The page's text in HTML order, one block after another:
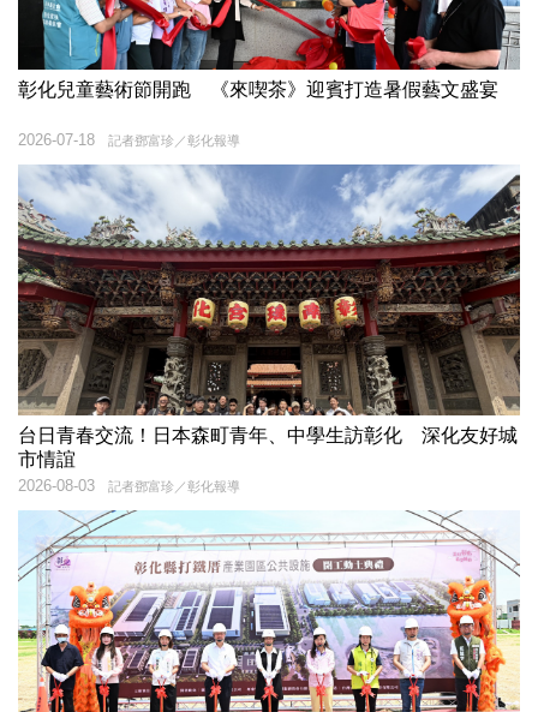
彰化兒童藝術節開跑 《來喫茶》迎賓打造暑假藝文盛宴
記者鄧富珍／彰化報導
2026-07-18
台日青春交流！日本森町青年、中學生訪彰化 深化友好城
市情誼
記者鄧富珍／彰化報導
2026-08-03